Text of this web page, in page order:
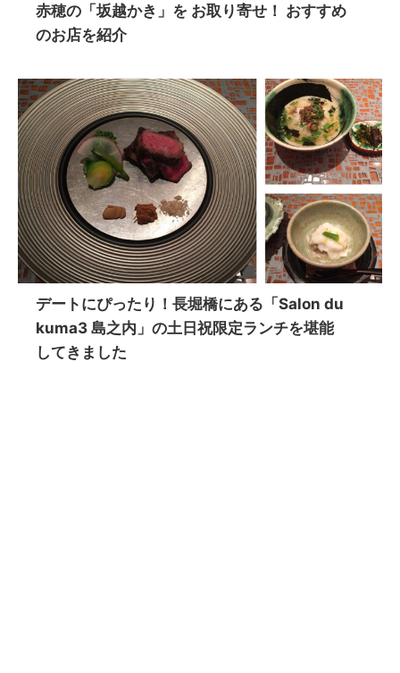
赤穂の「坂越かき」を お取り寄せ！ おすすめ
のお店を紹介
デートにぴったり！長堀橋にある「Salon du
kuma3 島之内」の土日祝限定ランチを堪能
してきました